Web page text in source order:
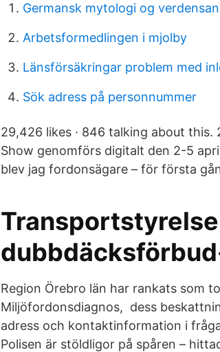
Germansk mytologi og
Arbetsformedlingen i mjolby
Länsförsäkringar problem med
Sök adress på personnummer
29,426 likes · 846 talking about
Show genomförs digitalt den 2-5
blev jag fordonsägare – för första
Region Örebro län har rankats som
Miljöfordonsdiagnos, dess
adress och kontaktinformation i
Polisen är stöldligor på spåren –